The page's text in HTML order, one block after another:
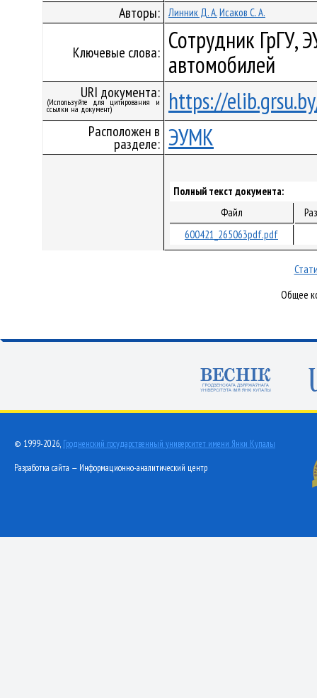
Авторы: Линник Д. А.Исаков С. А.
Ключевые слова: Сотрудник ГрГУ,
автомобилей
URI документа:
(Используйте для цитирования и
ссылки на документ) https://
Расположен в
разделе: ЭУМК
Полный текст документа:
Файл
600421_265063pdf.pdf
Общее
© 1999-2026, Гродненский государственный университет имени Янки Купалы
Разработка сайта — Информационно-аналитический центр